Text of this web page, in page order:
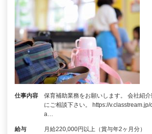
仕事内容
保育補助業務をお願いします。 会社紹
にご相談下さい。 https://
a…
給与 月給220,000円以上（賞与年2ヶ月分）